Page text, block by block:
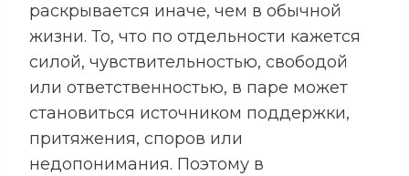
раскрывается иначе, чем в обычной
жизни. То, что по отдельности кажется
силой, чувствительностью, свободой
или ответственностью, в паре может
становиться источником поддержки,
притяжения, споров или
недопонимания. Поэтому в